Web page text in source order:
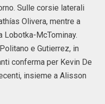
Sulle corsie laterali
Olivera, mentre a
Lobotka-McTominay.
e Gutierrez, in
conferma per Kevin De
insieme a Alisson